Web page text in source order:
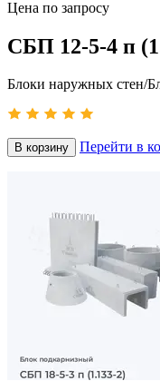
Цена по запросу
СБП 12-5-4 п
Блоки наружных стен/
В корзину Перейти в